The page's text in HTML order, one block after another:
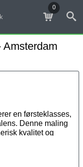
0
Amsterdam
en førsteklasses,
Denne maling
kvalitet og
råmaterialer.
på stort set enhver